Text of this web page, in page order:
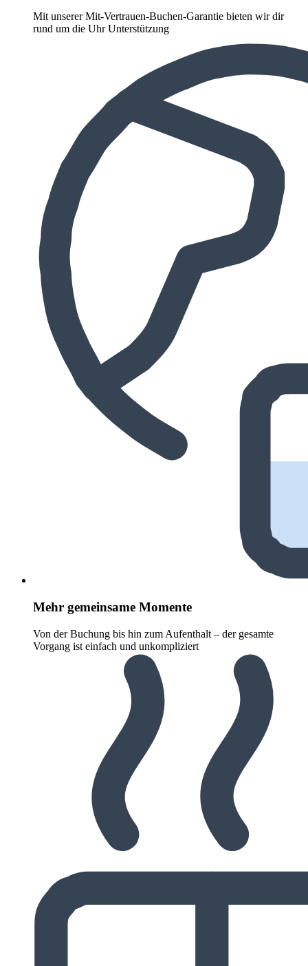
Mit unserer Mit-Vertrauen-Buchen-Garantie bieten wir dir
rund um die Uhr Unterstützung
Mehr gemeinsame Momente
Von der Buchung bis hin zum Aufenthalt – der gesamte
Vorgang ist einfach und unkompliziert